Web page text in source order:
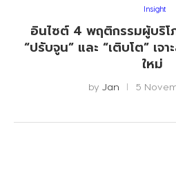
Insight
อินไซต์ 4 พฤติกรรมผู้บริ
“ปรับจูน” และ “เติบโต” เ
ใหม่
by Jan 5